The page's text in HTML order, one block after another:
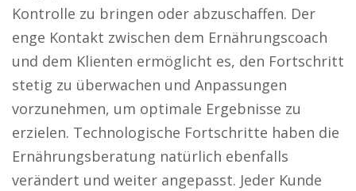
Kontrolle zu bringen oder abzuschaffen. Der
enge Kontakt zwischen dem Ernährungscoach
und dem Klienten ermöglicht es, den Fortschritt
stetig zu überwachen und Anpassungen
vorzunehmen, um optimale Ergebnisse zu
erzielen. Technologische Fortschritte haben die
Ernährungsberatung natürlich ebenfalls
verändert und weiter angepasst. Jeder Kunde